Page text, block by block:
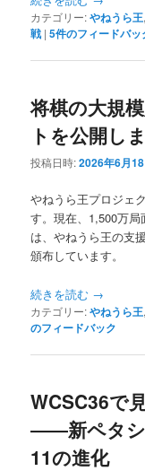
動
カテゴリー:やねうら王,
戦 |5件のフィードバッ
将棋の大規
トを公開し
投稿日時:2026年6月
やねうら王プロジェ
す。現在、1,500万
は、やねうら王の支
頒布しています。
続きを読む →
カテゴリー:やねうら王,
のフィードバック
WCSC36で
――新ペタシ
11の進化